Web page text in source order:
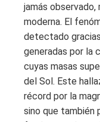
jamás
moderna. El
detectado
generadas por la
cuyas masas
del Sol. Este
récord por la
sino que también